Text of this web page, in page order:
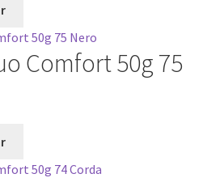
Comfort 50g 75